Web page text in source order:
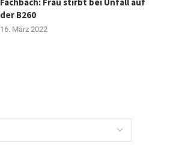
der B260
16. März 2022